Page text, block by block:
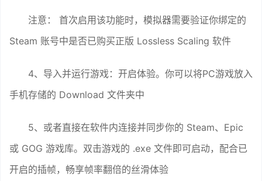
注意： 首次启用该功能时，模拟器需要验证你绑定的
Steam 账号中是否已购买正版 Lossless Scaling 软件
4、导入并运行游戏：开启体验。你可以将PC游戏放入
手机存储的 Download 文件夹中
5、或者直接在软件内连接并同步你的 Steam、Epic
或 GOG 游戏库。双击游戏的 .exe 文件即可启动，配合已
开启的插帧，畅享帧率翻倍的丝滑体验